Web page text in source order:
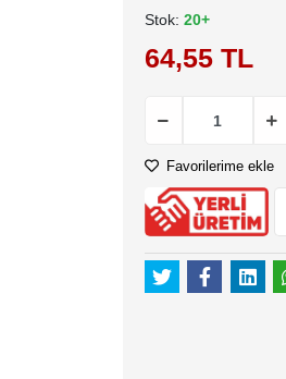
Stok: 20+
64,55 TL
Favorilerime ekle